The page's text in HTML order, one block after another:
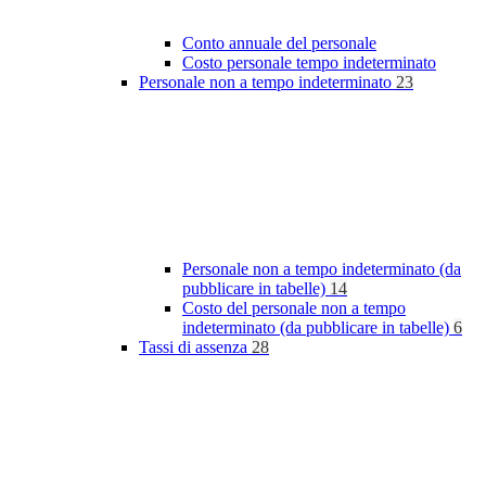
Conto annuale del personale
Costo personale tempo indeterminato
Personale non a tempo indeterminato 23
Personale non a tempo indeterminato (da
pubblicare in tabelle) 14
Costo del personale non a tempo
indeterminato (da pubblicare in tabelle) 6
Tassi di assenza 28